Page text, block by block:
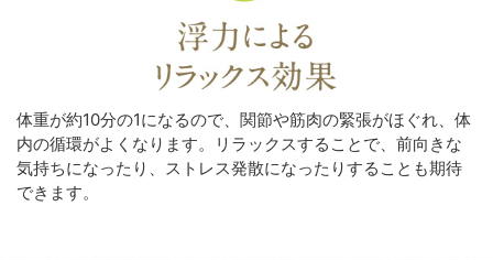
体重が約10分の1になるので、関節や筋肉の緊張がほぐれ、体
内の循環がよくなります。リラックスすることで、前向きな
気持ちになったり、ストレス発散になったりすることも期待
できます。